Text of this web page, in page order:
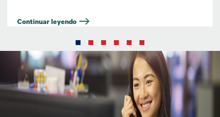
Continuar leyendo